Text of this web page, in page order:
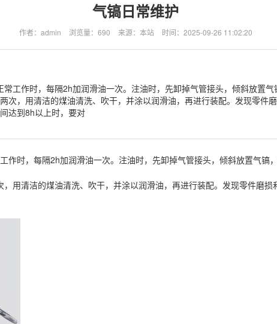
气镐日常维护
作者：admin 浏览量：690 来源：本站 时间：2025-09-26 11:02:20
工作时，每隔2h加润滑油一次。注油时，先卸掉气管接头，倾斜放置气
次，用清洁的煤油清洗、吹干，并涂以润滑油，再进行装配。发现零件
达到8h以上时，要对
作时，每隔2h加润滑油一次。注油时，先卸掉气管接头，倾斜放置气镐
用清洁的煤油清洗、吹干，并涂以润滑油，再进行装配。发现零件磨